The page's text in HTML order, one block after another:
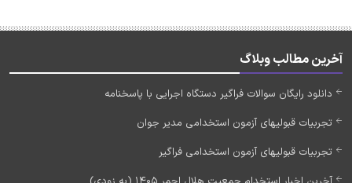
آخرین مطالب وبلاگ
دانلود رایگان سوالات فراگیر دستگاه اجرایی با پاسخنامه
تجربیات قبولیهای آزمون استخدامی مدیر جوان
تجربیات قبولیهای آزمون استخدامی فراگیر